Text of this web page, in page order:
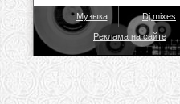
Музыка Dj mixes
Реклама на сайте